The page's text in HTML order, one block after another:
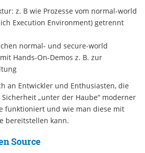
z. B wie Prozesse vom normal-world
Execution Environment) getrennt
normal- und secure-world
Hands-On-Demos z. B. zur
an Entwickler und Enthusiasten, die
„unter der Haube“ moderner
funktioniert und wie man diese mit
bereitstellen kann.
Source